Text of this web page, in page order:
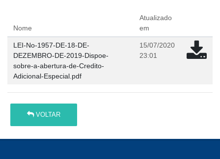
Nome
Atualizado
em
LEI-No-1957-DE-18-DE-
DEZEMBRO-DE-2019-Dispoe-
sobre-a-abertura-de-Credito-
Adicional-Especial.pdf
15/07/2020
23:01
VOLTAR